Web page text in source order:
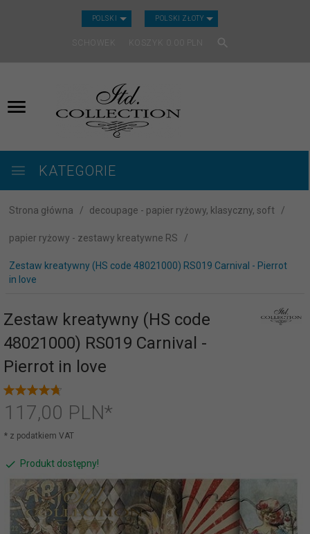
POLSKI CURRENCY_H
POLSKI ZŁOTY
SCHOWEK KOSZYK
KATEGORIE
Strona główna decoupage - papier ryżowy, klasyczny, soft
papier ryżowy - zestawy kreatywne RS
Zestaw kreatywny (HS code 48021000) RS019 Carnival - Pierrot
in love
Zestaw kreatywny (HS code
48021000) RS019 Carnival -
Pierrot in love
117,00 PLN*
* z podatkiem VAT
Produkt dostępny!